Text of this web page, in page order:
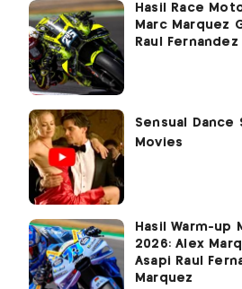
Hasil Race
Marc Marquez
Raul
Hasil Warm-up
2026: Alex
Asapi Raul
Marquez